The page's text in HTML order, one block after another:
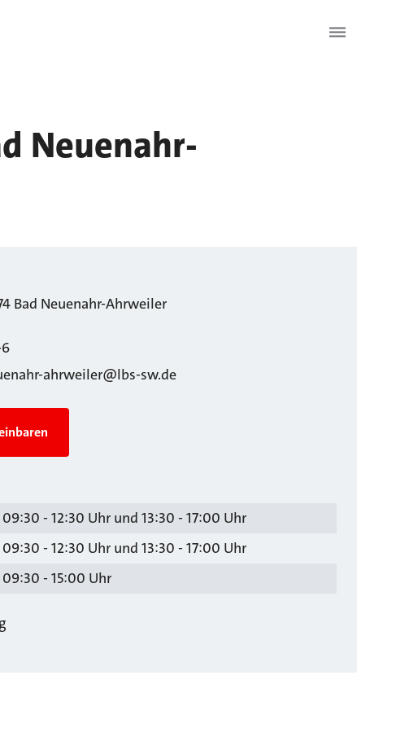
Neuenahr-
Bad Neuenahr-Ahrweiler
ahrweiler@lbs-sw.de
09:30 - 12:30 Uhr und 13:30 - 17:00 Uhr
09:30 - 12:30 Uhr und 13:30 - 17:00 Uhr
09:30 - 15:00 Uhr